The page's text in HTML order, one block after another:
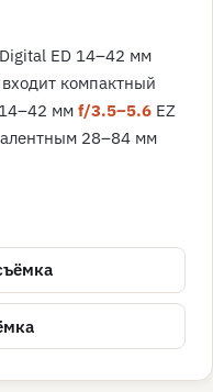
ED 14–42 мм
компактный
мм f/3.5–5.6 EZ
28–84 мм